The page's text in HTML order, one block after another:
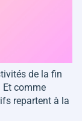
de la fin
Et comme
repartent à la